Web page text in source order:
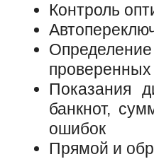
Контроль
проверенных
Показания
банкнот,
ошибок
Прямой и